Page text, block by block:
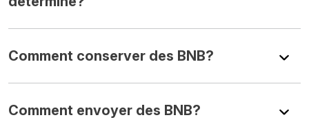
Comment conserver des BNB?
Comment envoyer des BNB?